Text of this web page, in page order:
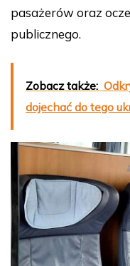
pasażerów oraz
publicznego.
Zobacz także:
dojechać do tego